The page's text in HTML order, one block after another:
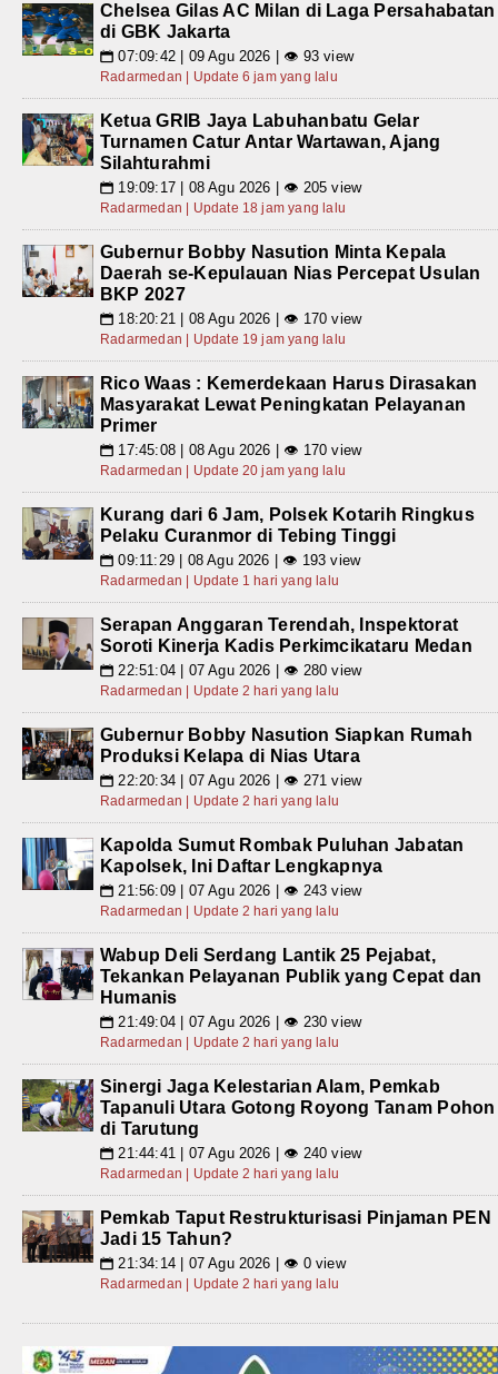
Chelsea Gilas AC Milan di Laga Persahabatan
di GBK Jakarta
📅 07:09:42 | 09 Agu 2026 | 👁 93 view
Radarmedan | Update 6 jam yang lalu
Ketua GRIB Jaya Labuhanbatu Gelar
Turnamen Catur Antar Wartawan, Ajang
Silahturahmi
📅 19:09:17 | 08 Agu 2026 | 👁 205 view
Radarmedan | Update 18 jam yang lalu
Gubernur Bobby Nasution Minta Kepala
Daerah se-Kepulauan Nias Percepat Usulan
BKP 2027
📅 18:20:21 | 08 Agu 2026 | 👁 170 view
Radarmedan | Update 19 jam yang lalu
Rico Waas : Kemerdekaan Harus Dirasakan
Masyarakat Lewat Peningkatan Pelayanan
Primer
📅 17:45:08 | 08 Agu 2026 | 👁 170 view
Radarmedan | Update 20 jam yang lalu
Kurang dari 6 Jam, Polsek Kotarih Ringkus
Pelaku Curanmor di Tebing Tinggi
📅 09:11:29 | 08 Agu 2026 | 👁 193 view
Radarmedan | Update 1 hari yang lalu
Serapan Anggaran Terendah, Inspektorat
Soroti Kinerja Kadis Perkimcikataru Medan
📅 22:51:04 | 07 Agu 2026 | 👁 280 view
Radarmedan | Update 2 hari yang lalu
Gubernur Bobby Nasution Siapkan Rumah
Produksi Kelapa di Nias Utara
📅 22:20:34 | 07 Agu 2026 | 👁 271 view
Radarmedan | Update 2 hari yang lalu
Kapolda Sumut Rombak Puluhan Jabatan
Kapolsek, Ini Daftar Lengkapnya
📅 21:56:09 | 07 Agu 2026 | 👁 243 view
Radarmedan | Update 2 hari yang lalu
Wabup Deli Serdang Lantik 25 Pejabat,
Tekankan Pelayanan Publik yang Cepat dan
Humanis
📅 21:49:04 | 07 Agu 2026 | 👁 230 view
Radarmedan | Update 2 hari yang lalu
Sinergi Jaga Kelestarian Alam, Pemkab
Tapanuli Utara Gotong Royong Tanam Pohon
di Tarutung
📅 21:44:41 | 07 Agu 2026 | 👁 240 view
Radarmedan | Update 2 hari yang lalu
Pemkab Taput Restrukturisasi Pinjaman PEN
Jadi 15 Tahun?
📅 21:34:14 | 07 Agu 2026 | 👁 0 view
Radarmedan | Update 2 hari yang lalu